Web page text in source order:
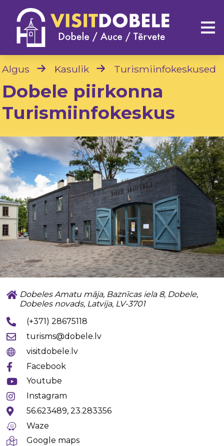
Algus Kasulik Turismiinfokeskused
Dobele piirkonna
Turismiinfokeskus
Dobeles Amatu māja, Baznīcas iela 8, Dobele,
Dobeles novads, Latvija, LV-3701
(+371) 28675118
turisms@dobele.lv
visitdobele.lv
Facebook
Youtube
Instagram
56.623489, 23.283356
Waze
Google maps